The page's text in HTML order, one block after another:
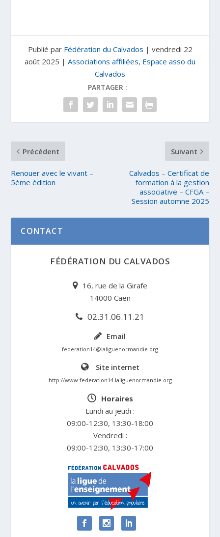
Publié par Fédération du Calvados | vendredi 22
août 2025 | Associations affiliées, Espace asso du
Calvados
PARTAGER :
Précédent
Renouer avec le vivant –
5ème édition
Suivant
Calvados – Certificat de
formation à la gestion
associative – CFGA –
Session automne 2025
CONTACT
FÉDÉRATION DU CALVADOS
16, rue de la Girafe
14000 Caen
02.31.06.11.21
Email
federation14@laliguenormandie.org
Site internet
http://www.federation14.laliguenormandie.org
Horaires
Lundi au jeudi :
09:00-12:30, 13:30-18:00
Vendredi :
09:00-12:30, 13:30-17:00